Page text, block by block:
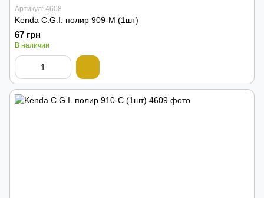
Артикул: 4608
Kenda C.G.I. полир 909-M (1шт)
67 грн
В наличии